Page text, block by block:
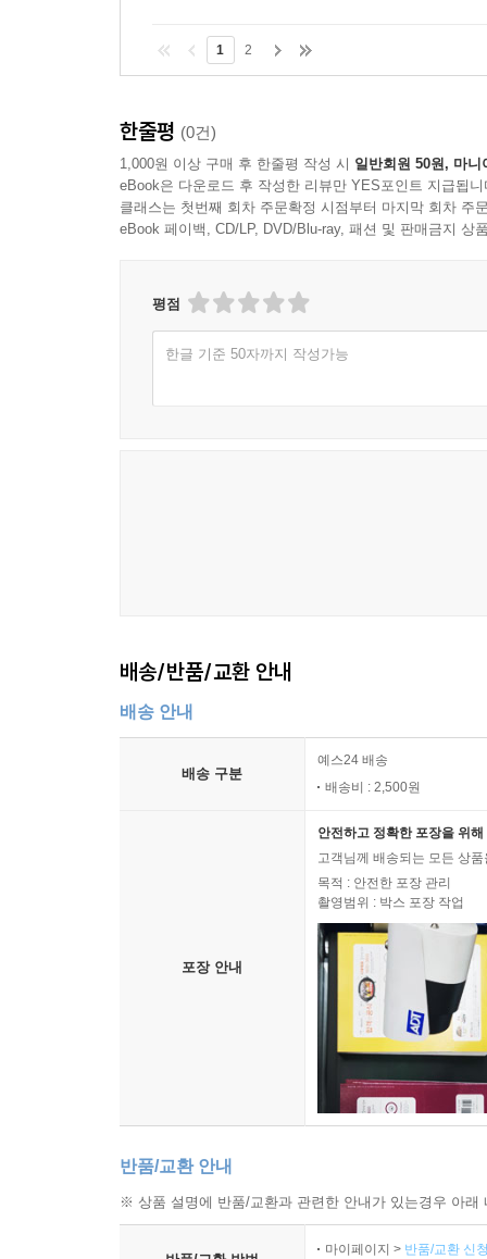
1 2
한줄평 (0건)
1,000원 이상 구매 후 한줄평 작성 시 일반회원 50원, 마니
eBook은 다운로드 후 작성한 리뷰만 YES포인트 지급됩니
클래스는 첫번째 회차 주문확정 시점부터 마지막 회차 주
eBook 페이백, CD/LP, DVD/Blu-ray, 패션 및 판매금지 상
평점
한글 기준 50자까지 작성가능
배송/반품/교환 안내
배송 안내
배송 구분
예스24 배송
배송비 : 2,500원
포장 안내
안전하고 정확한 포장을 위
고객님께 배송되는 모든 상
목적 : 안전한 포장 관리
촬영범위 : 박스 포장 작업
반품/교환 안내
※ 상품 설명에 반품/교환과 관련한 안내가 있는경우 아
마이페이지 > 반품/교환 신